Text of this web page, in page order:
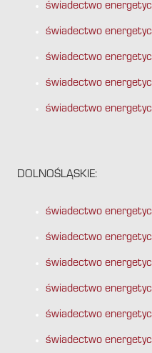
świadectwo
świadectwo
świadectwo
świadectwo
świadectwo
DOLNOŚLĄSKIE:
świadectwo
świadectwo
świadectwo
świadectwo
świadectwo
świadectwo